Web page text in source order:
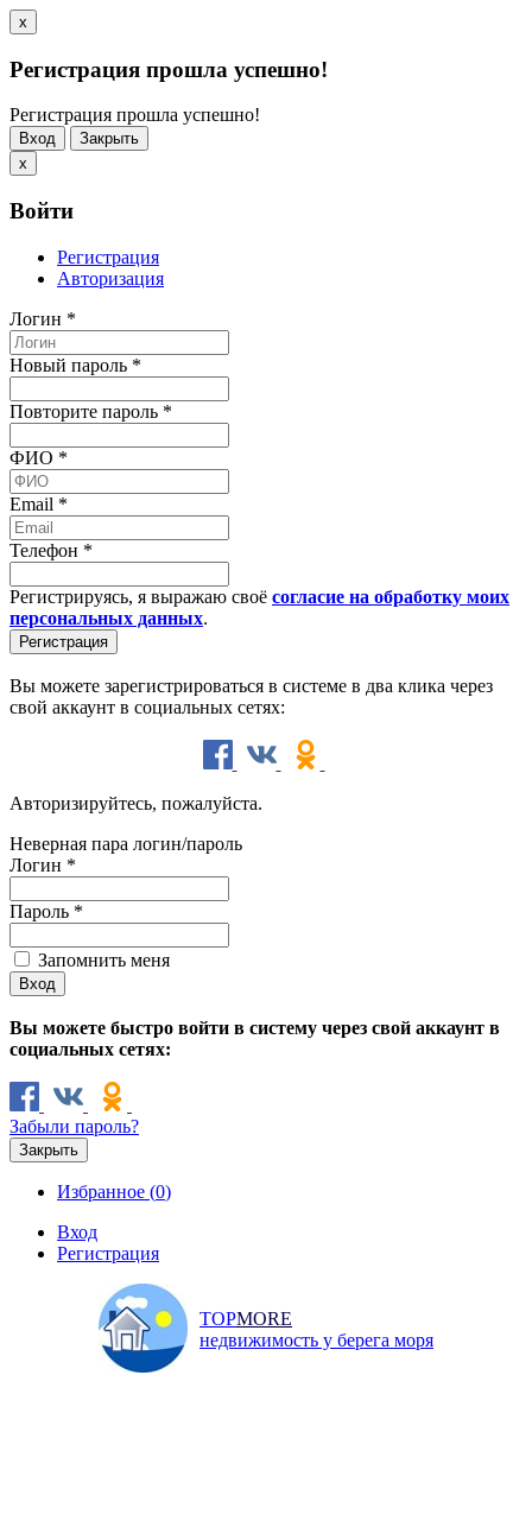
x
Регистрация прошла успешно!
Регистрация прошла успешно!
Вход
Закрыть
x
Войти
Регистрация
Авторизация
Логин *
Новый пароль *
Повторите пароль *
ФИО *
Email *
Телефон *
Регистрируясь, я выражаю своё согласие на обработку моих
персональных данных.
Вы можете зарегистрироваться в системе в два клика через
свой аккаунт в социальных сетях:
Авторизируйтесь, пожалуйста.
Неверная пара логин/пароль
Логин *
Пароль *
Запомнить меня
Вы можете быстро войти в систему через свой аккаунт в
социальных сетях:
Забыли пароль?
Закрыть
Избранное (0)
Вход
Регистрация
TOPMORE
недвижимость у берега моря